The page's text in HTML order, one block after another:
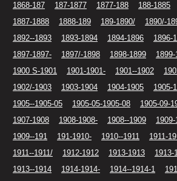
1868-187
187-1877 1877-188 188-1885
1887-1888
1888-189 189-1890/ 1890/-
1892--1893
1893-1894 1894-1896
1896-
1897-1897-
1897/-1898 1898-1899 1899-
1900 S-1901
1901-1901- 1901--1902
1902/-1903
1903-1904 1904-1905
1905-
1905--1905-05
1905-05-1905-08 1905-09-
1907-1908
1908-1908- 1908--1909
1909--191
191-1910- 1910--1911
1911-
1911--1911/
1912-1912 1913-1913
1913-
1913--1914
1914-1914- 1914--1914-1